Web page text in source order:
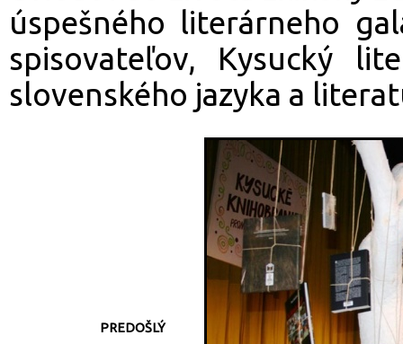
úspešného literárneho
spisovateľov, Kysucký
slovenského jazyka a
PREDOŠLÝ